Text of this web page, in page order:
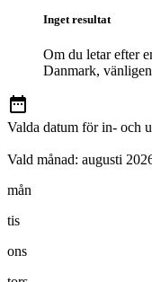
Inget resultat
Om du letar efter
Danmark,
Valda datum för in- och
Vald månad: augusti
mån
tis
ons